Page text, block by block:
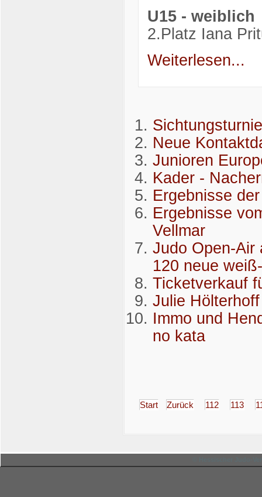
U15 - weiblich
2.Platz Iana
Weiterlesen...
Neue
Junioren
Kader -
Ergebnisse
Ergebnisse
Vellmar
Judo Open-Air
120 neue
Ticketverkauf
Julie
Immo und
no kata
Start Zurück 112 113